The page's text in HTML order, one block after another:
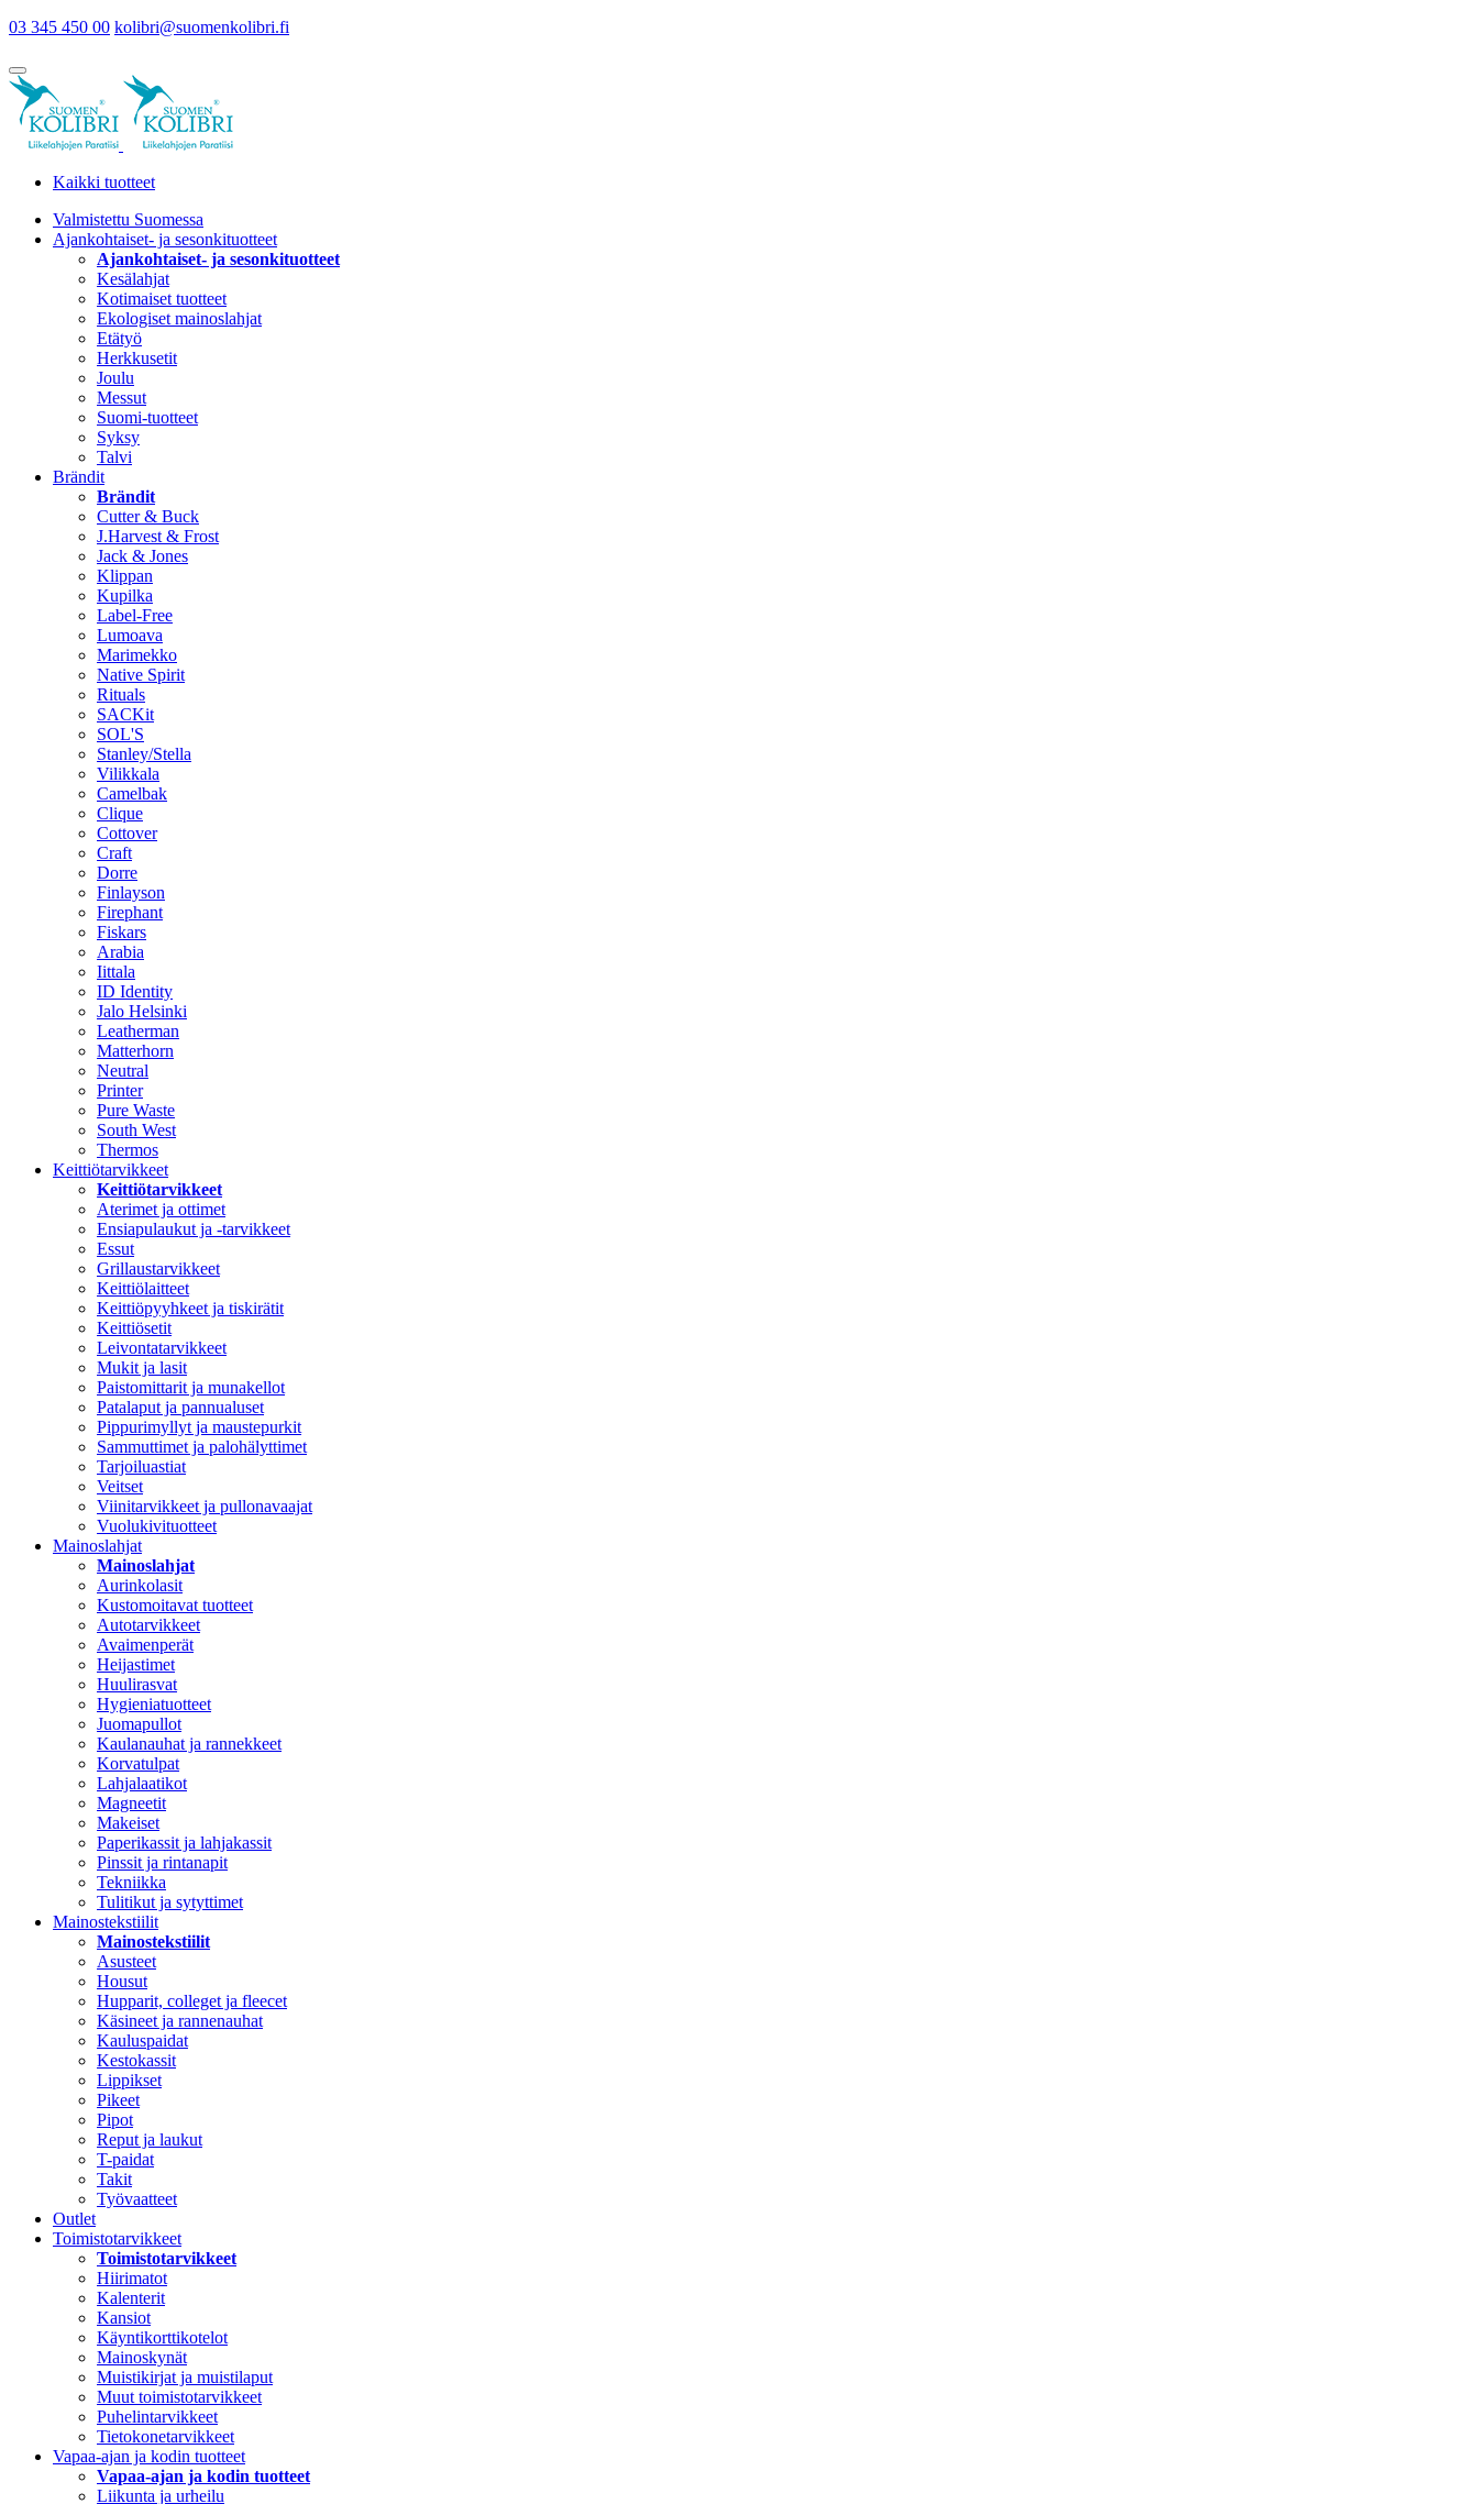
03 345 450 00 kolibri@suomenkolibri.fi
Kaikki tuotteet
Valmistettu Suomessa
Ajankohtaiset- ja sesonkituotteet
Ajankohtaiset- ja sesonkituotteet
Kesälahjat
Kotimaiset tuotteet
Ekologiset mainoslahjat
Etätyö
Herkkusetit
Joulu
Messut
Suomi-tuotteet
Syksy
Talvi
Brändit
Brändit
Cutter & Buck
J.Harvest & Frost
Jack & Jones
Klippan
Kupilka
Label-Free
Lumoava
Marimekko
Native Spirit
Rituals
SACKit
SOL'S
Stanley/Stella
Vilikkala
Camelbak
Clique
Cottover
Craft
Dorre
Finlayson
Firephant
Fiskars
Arabia
Iittala
ID Identity
Jalo Helsinki
Leatherman
Matterhorn
Neutral
Printer
Pure Waste
South West
Thermos
Keittiötarvikkeet
Keittiötarvikkeet
Aterimet ja ottimet
Ensiapulaukut ja -tarvikkeet
Essut
Grillaustarvikkeet
Keittiölaitteet
Keittiöpyyhkeet ja tiskirätit
Keittiösetit
Leivontatarvikkeet
Mukit ja lasit
Paistomittarit ja munakellot
Patalaput ja pannualuset
Pippurimyllyt ja maustepurkit
Sammuttimet ja palohälyttimet
Tarjoiluastiat
Veitset
Viinitarvikkeet ja pullonavaajat
Vuolukivituotteet
Mainoslahjat
Mainoslahjat
Aurinkolasit
Kustomoitavat tuotteet
Autotarvikkeet
Avaimenperät
Heijastimet
Huulirasvat
Hygieniatuotteet
Juomapullot
Kaulanauhat ja rannekkeet
Korvatulpat
Lahjalaatikot
Magneetit
Makeiset
Paperikassit ja lahjakassit
Pinssit ja rintanapit
Tekniikka
Tulitikut ja sytyttimet
Mainostekstiilit
Mainostekstiilit
Asusteet
Housut
Hupparit, colleget ja fleecet
Käsineet ja rannenauhat
Kauluspaidat
Kestokassit
Lippikset
Pikeet
Pipot
Reput ja laukut
T-paidat
Takit
Työvaatteet
Outlet
Toimistotarvikkeet
Toimistotarvikkeet
Hiirimatot
Kalenterit
Kansiot
Käyntikorttikotelot
Mainoskynät
Muistikirjat ja muistilaput
Muut toimistotarvikkeet
Puhelintarvikkeet
Tietokonetarvikkeet
Vapaa-ajan ja kodin tuotteet
Vapaa-ajan ja kodin tuotteet
Liikunta ja urheilu